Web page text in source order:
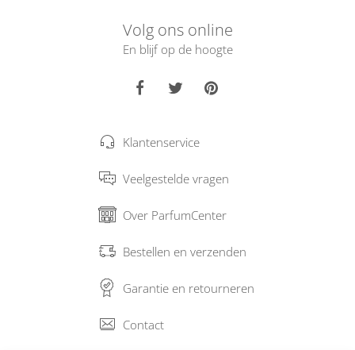
Volg ons online
En blijf op de hoogte
Klantenservice
Veelgestelde vragen
Over ParfumCenter
Bestellen en verzenden
Garantie en retourneren
Contact